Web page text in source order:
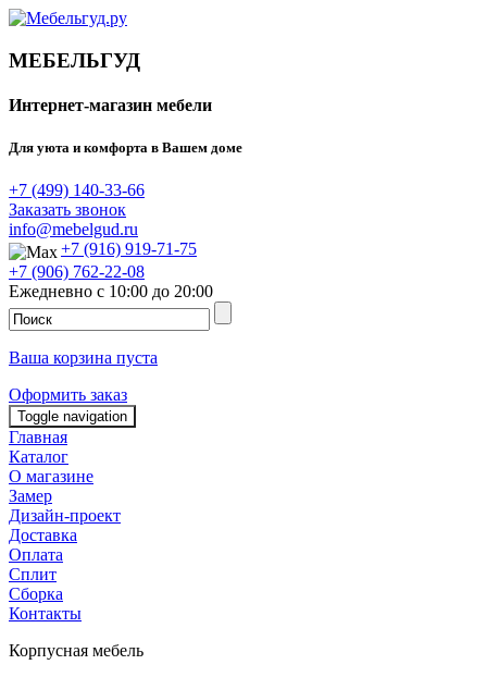
МЕБЕЛЬГУД
Интернет-магазин мебели
Для уюта и комфорта в Вашем доме
+7 (499) 140-33-66
Заказать звонок
info@mebelgud.ru
+7 (916) 919-71-75
+7 (906) 762-22-08
Ежедневно с 10:00 до 20:00
Ваша корзина пуста
Оформить заказ
Toggle navigation
Главная
Каталог
О магазине
Замер
Дизайн-проект
Доставка
Оплата
Сплит
Сборка
Контакты
Корпусная мебель